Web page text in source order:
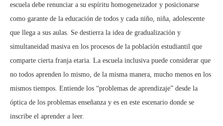
escuela debe renunciar a su espíritu homogeneizador y posicionarse
como garante de la educación de todos y cada niño, niña, adolescente
que llega a sus aulas. Se destierra la idea de gradualización y
simultaneidad masiva en los procesos de la población estudiantil que
comparte cierta franja etaria. La escuela inclusiva puede considerar que
no todos aprenden lo mismo, de la misma manera, mucho menos en los
mismos tiempos. Entiende los “problemas de aprendizaje” desde la
óptica de los problemas enseñanza y es en este escenario donde se
inscribe el aprender a leer.